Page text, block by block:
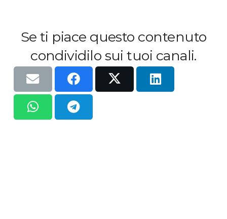
Se ti piace questo contenuto
condividilo sui tuoi canali.